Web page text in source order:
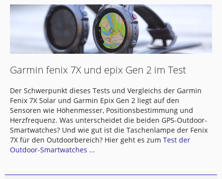
Garmin fenix 7X und epix Gen 2 im Test
Der Schwerpunkt dieses Tests und Vergleichs der Garmin
Fenix 7X Solar und Garmin Epix Gen 2 liegt auf den
Sensoren wie Höhenmesser, Positionsbestimmung und
Herzfrequenz. Was unterscheidet die beiden GPS-Outdoor-
Smartwatches? Und wie gut ist die Taschenlampe der Fenix
7X für den Outdoorbereich? Hier geht es zum Test der
Outdoor-Smartwatches ...